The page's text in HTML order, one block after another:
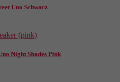
Uno Schwarz
Night Shades Pink